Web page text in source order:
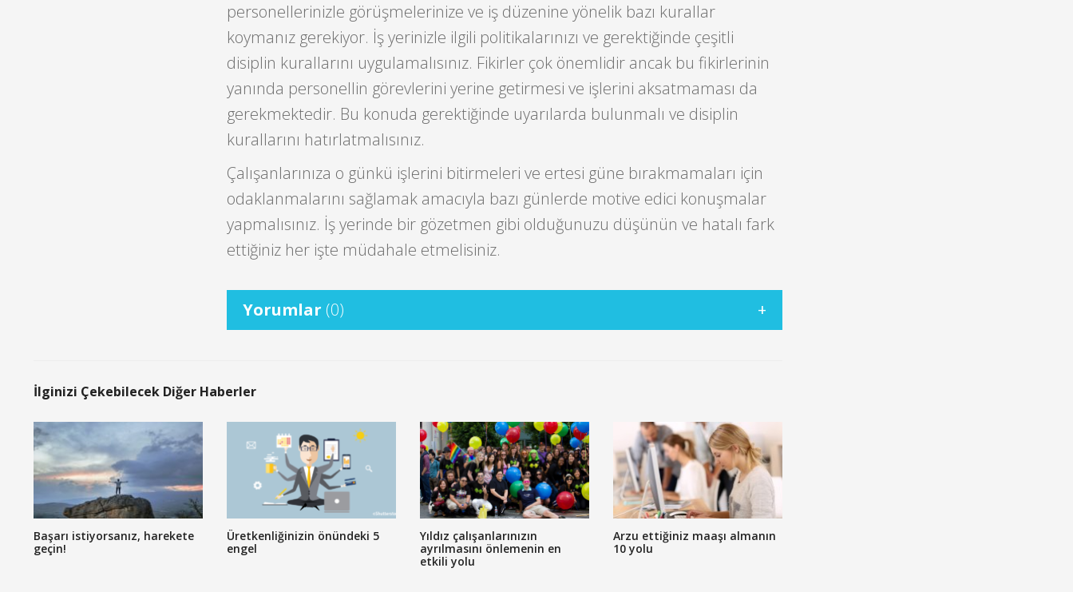
personellerinizle görüşmelerinize ve iş düzenine yönelik bazı kurallar
koymanız gerekiyor. İş yerinizle ilgili politikalarınızı ve gerektiğinde çeşitli
disiplin kurallarını uygulamalısınız. Fikirler çok önemlidir ancak bu fikirlerinin
yanında personellin görevlerini yerine getirmesi ve işlerini aksatmaması da
gerekmektedir. Bu konuda gerektiğinde uyarılarda bulunmalı ve disiplin
kurallarını hatırlatmalısınız.
Çalışanlarınıza o günkü işlerini bitirmeleri ve ertesi güne bırakmamaları için
odaklanmalarını sağlamak amacıyla bazı günlerde motive edici konuşmalar
yapmalısınız. İş yerinde bir gözetmen gibi olduğunuzu düşünün ve hatalı fark
ettiğiniz her işte müdahale etmelisiniz.
Yorumlar (0)
İlginizi Çekebilecek Diğer Haberler
Başarı istiyorsanız, harekete
geçin!
Üretkenliğinizin önündeki 5
engel
Yıldız çalışanlarınızın
ayrılmasını önlemenin en
etkili yolu
Arzu ettiğiniz maaşı almanın
10 yolu